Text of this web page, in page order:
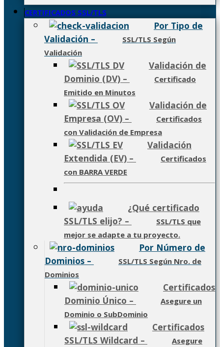
CERTIFICADOS SSL/TLS
Por Tipo de
Validación –
SSL/TLS Según
Validación
Validación de
Dominio (DV) –
Certificado
Emitido en Minutos
Validación de
Empresa (OV) –
Certificados
con Validación de Empresa
Validación
Extendida (EV) –
Certificados
con BARRA VERDE
¿Qué certificado
SSL/TLS elijo? –
SSL/TLS que
mejor se adapte a tu proyecto.
Por Número de
Dominios –
SSL/TLS Según Nro. de
Dominios
Certificados
Dominio Único –
Asegure un
Dominio o SubDominio
Certificados
SSL/TLS Wildcard –
Asegure